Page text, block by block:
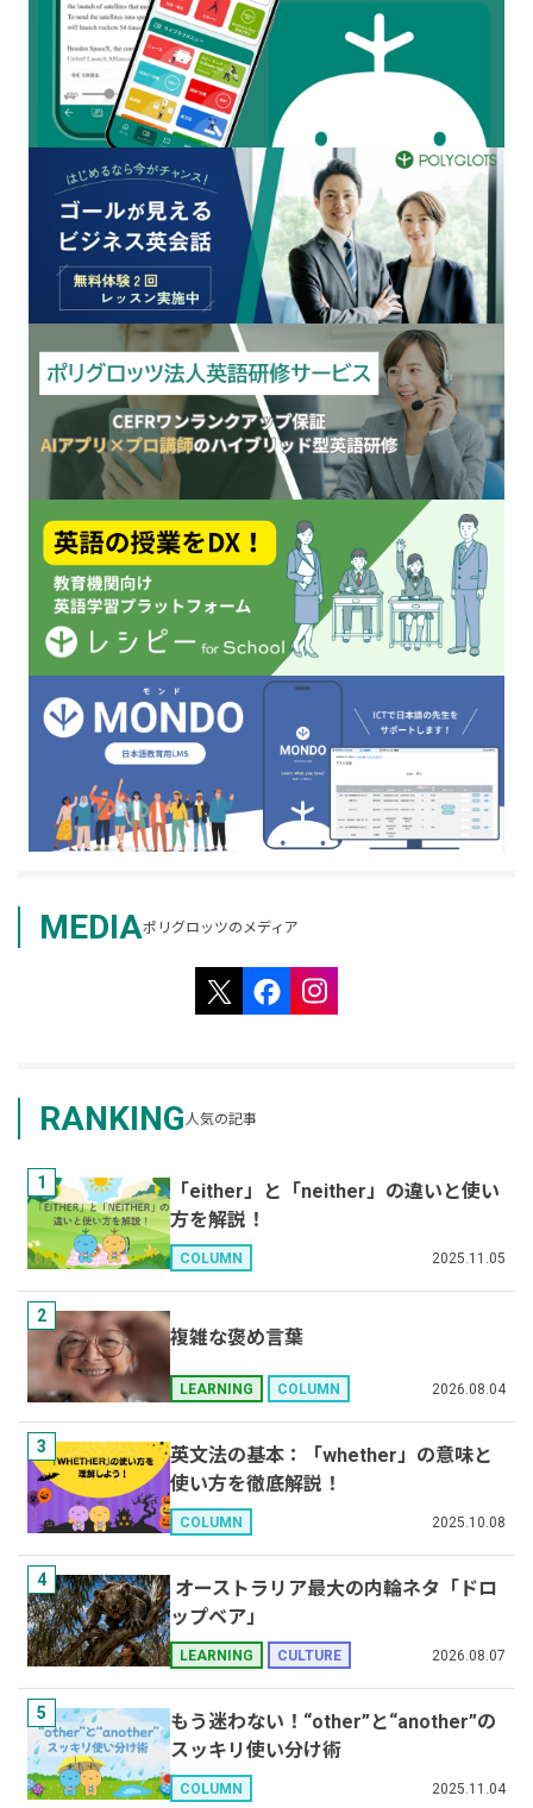
MEDIAポリグロッツのメディア
RANKING 人気の記事
1
「either」と「neither」の違いと使い
方を解説！
COLUMN 2025.11.05
2
複雑な褒め言葉
LEARNING COLUMN 2026.08.04
3
英文法の基本：「whether」の意味と
使い方を徹底解説！
COLUMN 2025.10.08
4
オーストラリア最大の内輪ネタ「ドロ
ップベア」
LEARNING CULTURE 2026.08.07
5
もう迷わない！“other”と“another”の
スッキリ使い分け術
COLUMN 2025.11.04